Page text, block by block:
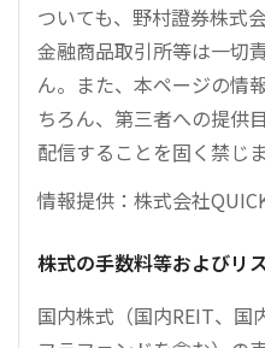
ついても、野村證券株式
金融商品取引所等は一切
ん。また、本ページの情
ちろん、第三者への提供
配信することを固く禁じま
情報提供：株式会社
株式の手数料等およびリ
国内株式（国内REIT、国